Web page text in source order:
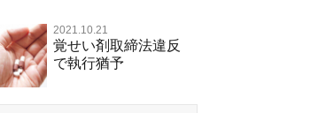
2021.10.21
覚せい剤取締法違反
で執行猶予